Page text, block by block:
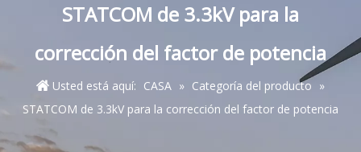
STATCOM de 3.3kV para la
corrección del factor de potencia
Usted está aquí: CASA » Categoría del producto »
STATCOM de 3.3kV para la corrección del factor de potencia